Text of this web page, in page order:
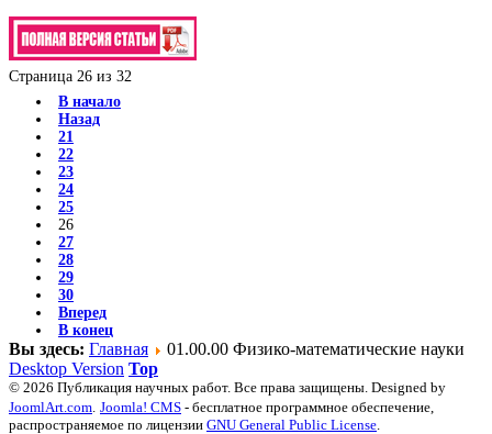
Страница 26 из 32
В начало
Назад
21
22
23
24
25
26
27
28
29
30
Вперед
В конец
Вы здесь: Главная
01.00.00 Физико-математические науки
Desktop Version Top
© 2026 Публикация научных работ. Все права защищены. Designed by
JoomlArt.com. Joomla! CMS - бесплатное программное обеспечение,
распространяемое по лицензии GNU General Public License.